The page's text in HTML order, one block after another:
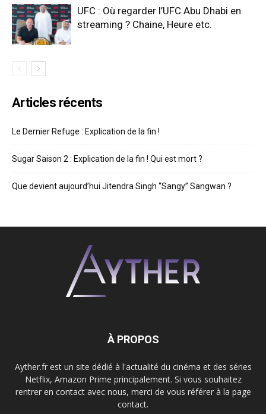
UFC : Où regarder l’UFC Abu Dhabi en
streaming ? Chaine, Heure etc.
Articles récents
Le Dernier Refuge : Explication de la fin !
Sugar Saison 2 : Explication de la fin ! Qui est mort ?
Que devient aujourd’hui Jitendra Singh “Sangy” Sangwan ?
À PROPOS
Ayther.fr est un site dédié à l'actualité du cinéma et des séries
Netflix, Amazon Prime principalement. Si vous souhaitez
rentrer en contact avec nous, merci de vous référer à la page
contact.